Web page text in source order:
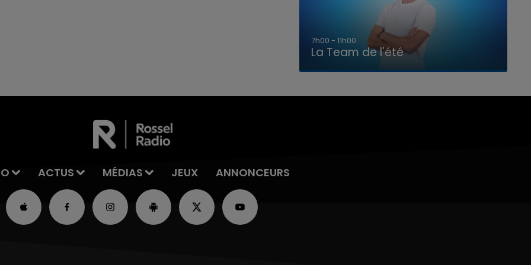
7h00 - 11h00
La Team de l'été
ACTUS MÉDIAS JEUX ANNONCEURS